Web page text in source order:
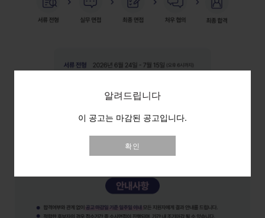
알려드립니다
이 공고는 마감된 공고입니다.
확인